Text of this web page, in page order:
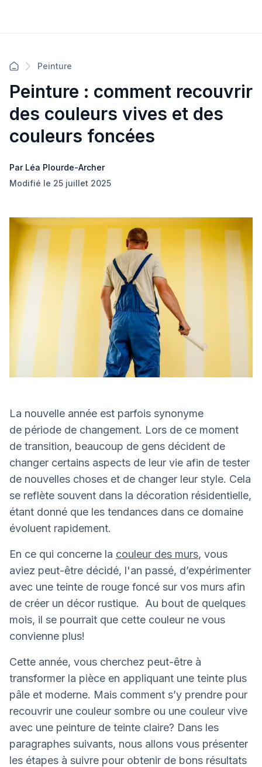
Peinture
Peinture : comment recouvrir
des couleurs vives et des
couleurs foncées
Par Léa Plourde-Archer
Modifié le 25 juillet 2025
La nouvelle année est parfois synonyme
de période de changement. Lors de ce moment
de transition, beaucoup de gens décident de
changer certains aspects de leur vie afin de tester
de nouvelles choses et de changer leur style. Cela
se reflète souvent dans la décoration résidentielle,
étant donné que les tendances dans ce domaine
évoluent rapidement.
En ce qui concerne la couleur des murs, vous
aviez peut-être décidé, l'an passé, d’expérimenter
avec une teinte de rouge foncé sur vos murs afin
de créer un décor rustique. Au bout de quelques
mois, il se pourrait que cette couleur ne vous
convienne plus!
Cette année, vous cherchez peut-être à
transformer la pièce en appliquant une teinte plus
pâle et moderne. Mais comment s’y prendre pour
recouvrir une couleur sombre ou une couleur vive
avec une peinture de teinte claire? Dans les
paragraphes suivants, nous allons vous présenter
les étapes à suivre pour obtenir de bons résultats